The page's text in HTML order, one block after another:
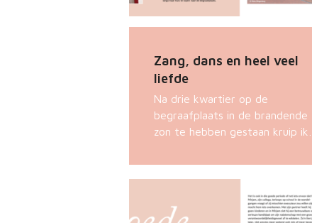
Zang, dans en heel veel
liefde
Na drie kwartier op de
begraafplaats in de brandende
zon te hebben gestaan kruip ik…